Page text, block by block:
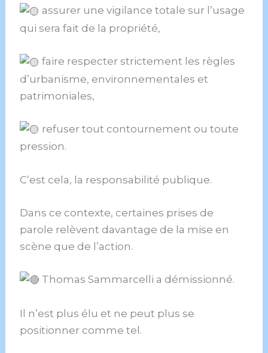
assurer une vigilance totale sur l’usage
qui sera fait de la propriété,
faire respecter strictement les règles
d’urbanisme, environnementales et
patrimoniales,
refuser tout contournement ou toute
pression.
C’est cela, la responsabilité publique.
Dans ce contexte, certaines prises de
parole relèvent davantage de la mise en
scène que de l’action.
Thomas Sammarcelli a démissionné.
Il n’est plus élu et ne peut plus se
positionner comme tel.